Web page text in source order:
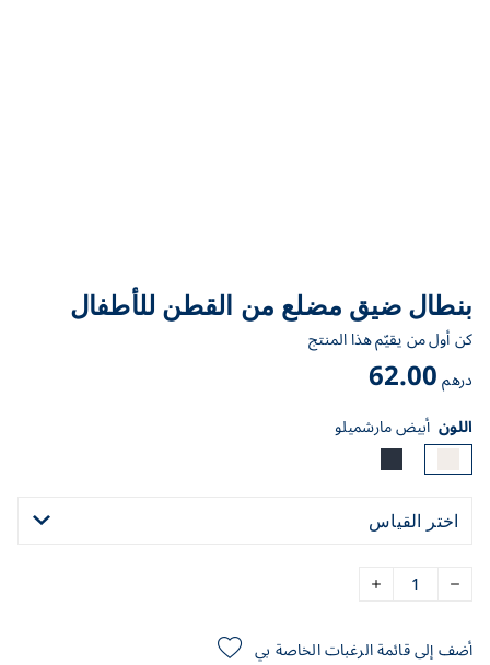
بنطال ضيق مضلع من القطن للأطفال
كن أول من يقيّم هذا المنتج
درهم62.00
اللون أبيض مارشميلو
اختر القياس
أضف إلى قائمة الرغبات الخاصة بي